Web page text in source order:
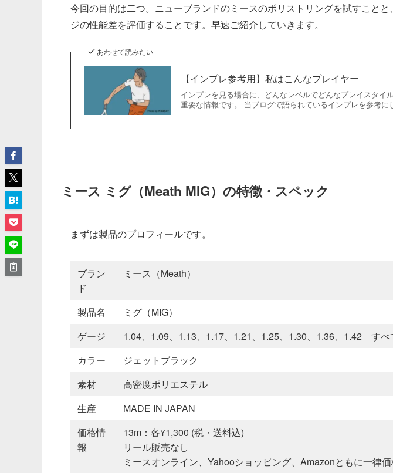
今回の目的は二つ。ニューブランドのミースのポリストリングを試すこと
ジの性能差を評価することです。早速ご紹介していきます。
あわせて読みたい
【インプレ参考用】私はこんなプレイヤー
インプレを見る場合に、どんなレベルでどんなプレイスタイ
重要な情報です。 当ブログで語られているインプレを参考に
ミース ミグ（Meath MIG）の特徴・スペック
まずは製品のプロフィールです。
ブラン
ド
ミース（Meath）
製品名
ミグ（MIG）
ゲージ
1.04、1.09、1.13、1.17、1.21、1.25、1.30、1.36、1.42 すべ
カラー
ジェットブラック
素材
高密度ポリエステル
生産
MADE IN JAPAN
価格情
報
13m：各¥1,300 (税・送料込)
リール販売なし
ミースオンライン、Yahooショッピング、Amazonともに一律